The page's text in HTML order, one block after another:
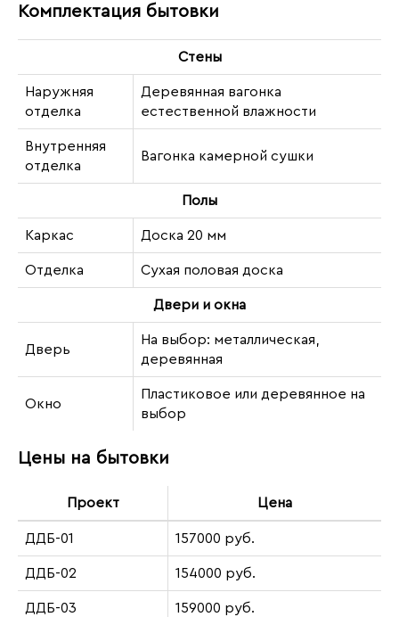
Комплектация бытовки
Стены
Наружняя
отделка
Деревянная вагонка
естественной влажности
Внутренняя
отделка
Вагонка камерной сушки
Полы
Каркас Доска 20 мм
Отделка Сухая половая доска
Двери и окна
Дверь
На выбор: металлическая,
деревянная
Окно
Пластиковое или деревянное на
выбор
Цены на бытовки
Проект Цена
ДДБ-01 157000 руб.
ДДБ-02 154000 руб.
ДДБ-03 159000 руб.